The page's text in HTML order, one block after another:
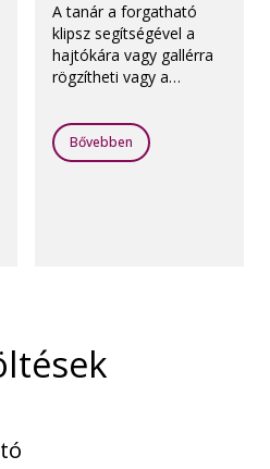
A tanár a forgatható
klipsz segítségével a
hajtókára vagy gallérra
rögzítheti vagy a
nyakpánt segítségével
kényelmesen a
nyakában viselheti az
Bővebben